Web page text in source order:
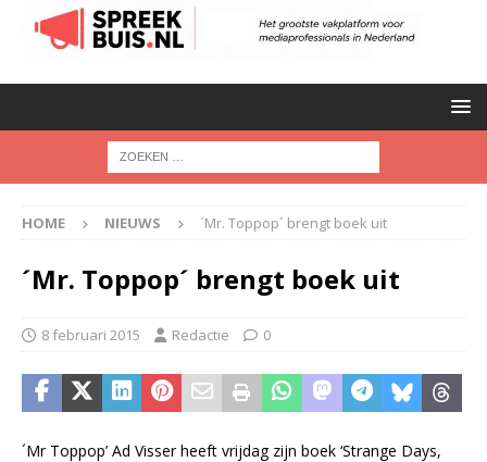
HOME NIEUWS ´Mr. Toppop´ brengt boek uit
´Mr. Toppop´ brengt boek uit
8 februari 2015 Redactie 0
´Mr Toppop’ Ad Visser heeft vrijdag zijn boek ‘Strange Days,